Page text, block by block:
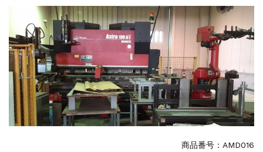
ダイヘン 交直両用TIG溶接機 AVP-...
販売 買取
2026.5.16
ダイヘン デジタルパルスMAG/MIG溶...
立形マシニングセンター
2026.4.28
ホーコス 4軸マシニングセンター NJ5...
立形マシニングセンター
2026.4.24
森精機 立形マシニングセンター NV50...
立形マシニングセンター
2026.4.19
森精機 立形マシニングセンター NV50...
商品番号： AMD016